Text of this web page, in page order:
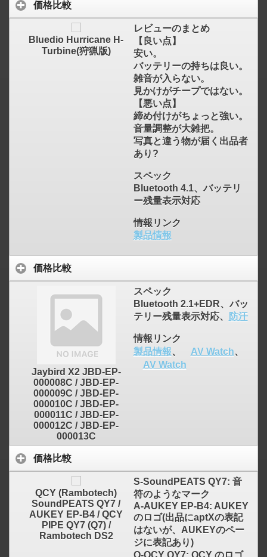
価格比較
Bluedio Hurricane H-
Turbine(狩猟版)
レビューのまとめ
【良い点】
安い。
バッテリーの持ちは良い。
雑音が入らない。
見かけがチープではない。
【悪い点】
締め付けがちょっと強い。
音量調整が大雑把。
写真と違う物が届く出品者
あり?
スペック
Bluetooth 4.1、バッテリ
ー残量表示対応
情報リンク
製品情報
価格比較
Jaybird X2 JBD-EP-
000008C / JBD-EP-
000009C / JBD-EP-
000010C / JBD-EP-
000011C / JBD-EP-
000012C / JBD-EP-
000013C
スペック
Bluetooth 2.1+EDR、バッ
テリー残量表示対応、
防汗
情報リンク
製品情報、 AV Watch、
AV Watch
価格比較
QCY (Rambotech)
SoundPEATS QY7 /
AUKEY EP-B4 / QCY
PIPE QY7 (Q7) /
Rambotech DS2
S-SoundPEATS QY7: 音
符のようなマーク
A-AUKEY EP-B4: AUKEY
のロゴ(出品にaptXの表記
はないが、AUKEYのペー
ジに表記あり)
Q-QCY QY7: QCY のロゴ